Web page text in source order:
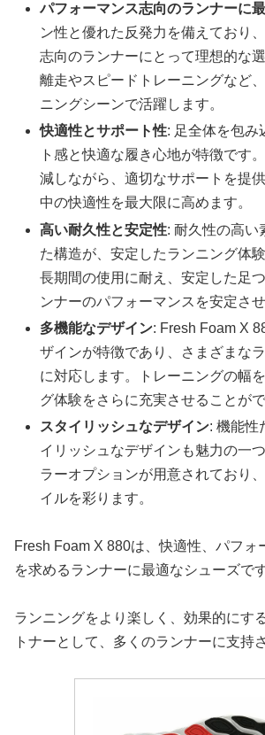
パフォーマンス志向のランナーに
ン性と優れた反発力を備えており
志向のランナーにとって理想的な
離走やスピードトレーニングなど
ニングシーンで活躍します。
快適性とサポート性: 足全体を包み
ト感と快適な履き心地が特徴です
減しながら、適切なサポートを提
中の快適性を最大限に高めます。
高い耐久性と安定性: 耐久性の高い
た構造が、安定したランニング体
長期間の使用に耐え、安定した足
ンナーのパフォーマンスを安定させ
多機能なデザイン: Fresh Foam X
ザインが特徴であり、さまざまな
に対応します。トレーニングの幅
グ体験をさらに充実させることがで
スタイリッシュなデザイン: 機能性
イリッシュなデザインも魅力の一
ラーオプションが用意されており
イルを彩ります。
Fresh Foam X 880は、快適性、パフォ
を求めるランナーに最適なシューズです
ランニングをより楽しく、効果的にす
トナーとして、多くのランナーに支持